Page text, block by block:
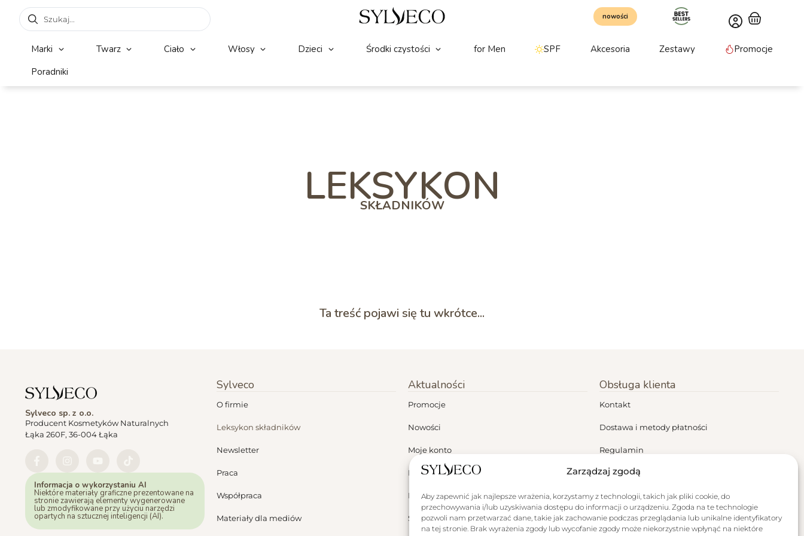
Zarządzaj zgodą
Aby zapewnić jak najlepsze wrażenia, korzystamy z technologii, takich jak pliki cookie, do
przechowywania i/lub uzyskiwania dostępu do informacji o urządzeniu. Zgoda na te technologie
pozwoli nam przetwarzać dane, takie jak zachowanie podczas przeglądania lub unikalne identyfikatory
na tej stronie. Brak wyrażenia zgody lub wycofanie zgody może niekorzystnie wpłynąć na niektóre
nowości
Marki Twarz Ciało Włosy Dzieci Środki czystości for Men SPF Akcesoria Zestawy
Promocje
Poradniki
LEKSYKON
SKŁADNIKÓW
Ta treść pojawi się tu wkrótce...
Sylveco sp. z o.o.
Producent Kosmetyków Naturalnych
Łąka 260F, 36-004 Łąka
Informacja o wykorzystaniu AI
Niektóre materiały graficzne prezentowane na
stronie zawierają elementy wygenerowane
lub zmodyfikowane przy użyciu narzędzi
opartych na sztucznej inteligencji (AI).
Sylveco
O firmie
Leksykon składników
Newsletter
Praca
Współpraca
Materiały dla mediów
Aktualności
Promocje
Nowości
Moje konto
Dermokonsultacje
Blog
Sylveco za granicą
Obsługa klienta
Kontakt
Dostawa i metody płatności
Regulamin
Polityka prywatności
Zwroty i reklamacje
RODO